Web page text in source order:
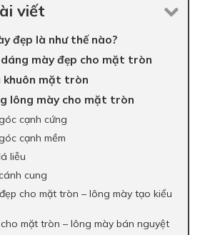
viết
đẹp là như thế nào?
dáng mày đẹp cho mặt tròn
khuôn mặt tròn
lông mày cho mặt tròn
cạnh cứng
cạnh mềm
liễu
cung
cho mặt tròn – lông mày tạo kiểu
mặt tròn – lông mày bán nguyệt